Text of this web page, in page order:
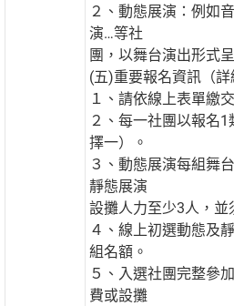
２、動態展演：例如
演…等社
團，以舞台演出形式
(五)重要報名資訊（詳
１、請依線上表單繳
２、每一社團以報名
擇一）。
３、動態展演每組舞
靜態展演
設攤人力至少3人，並
４、線上初選動態及
組名額。
５、入選社團完整參
費或設攤